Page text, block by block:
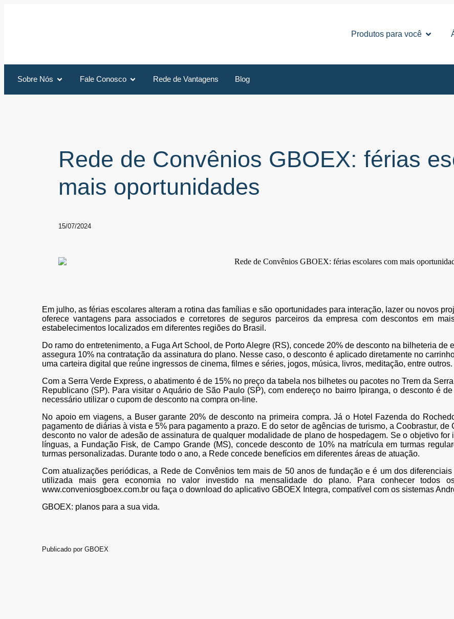
Produtos para você
Sobre Nós Fale Conosco Rede de Vantagens Blog
Rede de Convênios GBOEX: férias
mais oportunidades
15/07/2024
Em julho, as férias escolares alteram a rotina das famílias e são oportunidades para interação, lazer ou novos
oferece vantagens para associados e corretores de seguros parceiros da empresa com descontos em
estabelecimentos localizados em diferentes regiões do Brasil.
Do ramo do entretenimento, a Fuga Art School, de Porto Alegre (RS), concede 20% de desconto na bilheteria de
assegura 10% na contratação da assinatura do plano. Nesse caso, o desconto é aplicado diretamente no
uma carteira digital que reúne ingressos de cinema, filmes e séries, jogos, música, livros, meditação, entre outros.
Com a Serra Verde Express, o abatimento é de 15% no preço da tabela nos bilhetes ou pacotes no Trem da
Republicano (SP). Para visitar o Aquário de São Paulo (SP), com endereço no bairro Ipiranga, o desconto é
necessário utilizar o cupom de desconto na compra on-line.
No apoio em viagens, a Buser garante 20% de desconto na primeira compra. Já o Hotel Fazenda do
pagamento de diárias à vista e 5% para pagamento a prazo. E do setor de agências de turismo, a Coobrastur,
desconto no valor de adesão de assinatura de qualquer modalidade de plano de hospedagem. Se o objetivo
línguas, a Fundação Fisk, de Campo Grande (MS), concede desconto de 10% na matrícula em turmas
turmas personalizadas. Durante todo o ano, a Rede concede benefícios em diferentes áreas de atuação.
Com atualizações periódicas, a Rede de Convênios tem mais de 50 anos de fundação e é um dos
utilizada mais gera economia no valor investido na mensalidade do plano. Para conhecer todos
www.conveniosgboex.com.br ou faça o download do aplicativo GBOEX Integra, compatível com os sistemas
GBOEX: planos para a sua vida.
Publicado porGBOEX